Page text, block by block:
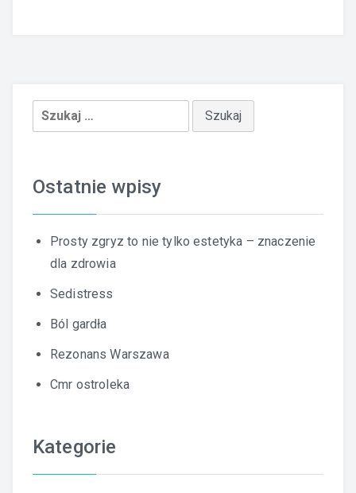
Szukaj:
Ostatnie wpisy
Prosty zgryz to nie tylko estetyka – znaczenie
dla zdrowia
Sedistress
Ból gardła
Rezonans Warszawa
Cmr ostroleka
Kategorie